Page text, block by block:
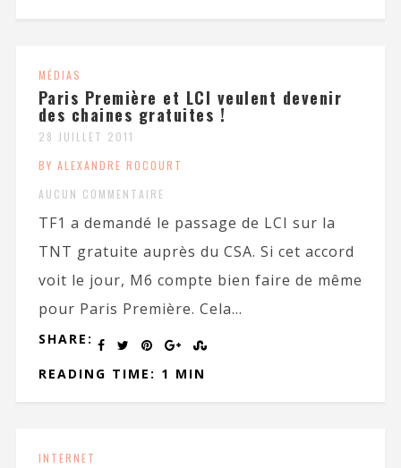
MÉDIAS
Paris Première et LCI veulent devenir
des chaines gratuites !
28 JUILLET 2011
BY ALEXANDRE ROCOURT
AUCUN COMMENTAIRE
TF1 a demandé le passage de LCI sur la
TNT gratuite auprès du CSA. Si cet accord
voit le jour, M6 compte bien faire de même
pour Paris Première. Cela...
SHARE:
READING TIME: 1 MIN
INTERNET